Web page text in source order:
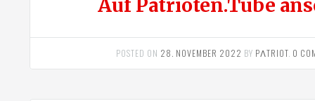
Auf Patrioten.Tube
POSTED ON 28. NOVEMBER 2022 BY PΛTRIOT. 0